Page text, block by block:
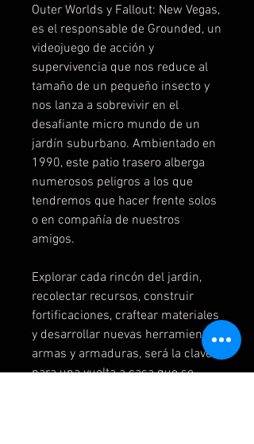
Outer Worlds y Fallout: New Vegas,
es el responsable de Grounded, un
videojuego de acción y
supervivencia que nos reduce al
tamaño de un pequeño insecto y
nos lanza a sobrevivir en el
desafiante micro mundo de un
jardín suburbano. Ambientado en
1990, este patio trasero alberga
numerosos peligros a los que
tendremos que hacer frente solos
o en compañía de nuestros
amigos.
Explorar cada rincón del jardin,
recolectar recursos, construir
fortificaciones, craftear materiales
y desarrollar nuevas herramientas,
armas y armaduras, será la clave
para una vuelta a casa que se